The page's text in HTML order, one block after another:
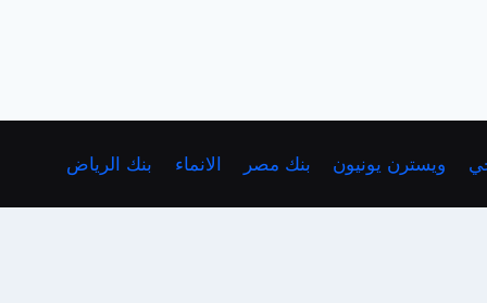
ويسترن يونيون بنك مصر الانماء بنك الرياض